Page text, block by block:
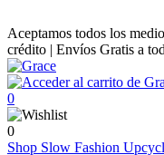
Aceptamos todos los
crédito | Envíos Gratis a
0
0
Shop Slow Fashion